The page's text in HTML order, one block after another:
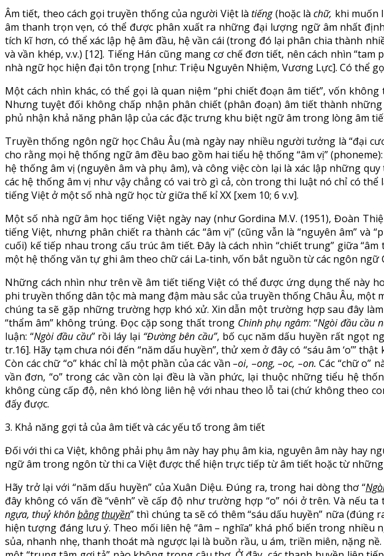
Âm tiết, theo cách gọi truyền thống của người Việt làtiếng(hoặc làchữ, khi muốn
âm thanh trọn vẹn, có thể được phân xuất ra những đại lượng ngữ âm nhất
tích kĩ hơn, có thể xác lập hệ âm đầu, hệ vần cái (trong đó lại phân chia thành
và vần khép, v.v.) [12]. Tiếng Hán cũng mang cơ chế đơn tiết, nên cách nhìn
nhà ngữ học hiện đại tôn trọng [như: Triệu Nguyên Nhiệm, Vương Lực]. Có thể
Một cách nhìn khác, có thể gọi là quan niệm “phi chiết đoạn âm tiết”, vốn
Nhưng tuyệt đối không chấp nhận phân chiết (phân đoạn) âm tiết thành
phủ nhận khả năng phân lập của các đặc trưng khu biệt ngữ âm trong lòng âm
Truyền thống ngôn ngữ học Châu Âu (mà ngày nay nhiều người tưởng là “đại
cho rằng mọi hệ thống ngữ âm đều bao gồm hai tiểu hệ thống “âm vị”
hệ thống âm vị (nguyên âm và phụ âm), và công việc còn lại là xác lập những
các hệ thống âm vị như vậy chẳng có vai trò gì cả, còn trong thi luật nó chỉ có
tiếng Việt ở một số nhà ngữ học từ giữa thế kỉ XX [xem 10; 6 v.v].
Một số nhà ngữ âm học tiếng Việt ngày nay (như Gordina M.V. (1951), Đoàn
tiếng Việt, nhưng phân chiết ra thành các “âm vị” (cũng vẫn là “nguyên âm”
cuối) kế tiếp nhau trong cấu trúc âm tiết. Đây là cách nhìn “chiết trung” giữa
một hệ thống văn tự ghi âm theo chữ cái La-tinh, vốn bắt nguồn từ các ngôn ngữ
Những cách nhìn như trên về âm tiết tiếng Việt có thể được ứng dụng thế này
phi truyền thống dân tộc mà mang đậm màu sắc của truyền thống Châu Âu, một
chúng ta sẽ gặp những trường hợp khó xử. Xin dẫn một trường hợp sau đây
“thẩm âm” không trúng. Đọc cặp song thất trong Chinh phụ ngâm: “Ngòi đầu cầu
luận: “Ngòi đầu cầu” rồi láy lại “Đường bên cầu”, bố cục năm dấu huyền rất ngọt
tr.16]. Hãy tạm chưa nói đến “năm dấu huyền”, thử xem ở đây có “sáu âm ‘o’”
Còn các chữ “o” khác chỉ là một phần của các vần –oi, –ong, –oc, –on. Các “chữ o”
vần đơn, “o” trong các vần còn lại đều là vần phức, lại thuộc những tiểu hệ
không cùng cấp độ, nên khó lòng liên hệ với nhau theo lỗ tai (chứ không theo
đấy được.
3. Khả năng gợi tả của âm tiết và các yếu tố trong âm tiết
Đối với thi ca Việt, không phải phụ âm này hay phụ âm kia, nguyên âm này hay
ngữ âm trong ngôn từ thi ca Việt được thể hiện trực tiếp từ âm tiết hoặc từ
Hãy trở lại với “năm dấu huyền” của Xuân Diệu. Đúng ra, trong hai dòng thơ “
đây không có vấn đề “vênh” về cấp độ như trường hợp “o” nói ở trên. Và nếu
ngựa, thuỷ khônbằngthuyền” thì chúng ta sẽ có thêm “sáu dấu huyền” nữa
hiện tượng đáng lưu ý. Theo mối liên hệ “âm – nghĩa” khá phổ biến trong
sủa, nhanh nhẹ, thanh thoát mà ngược lại là buồn rầu, u ám, triền miên, nặng